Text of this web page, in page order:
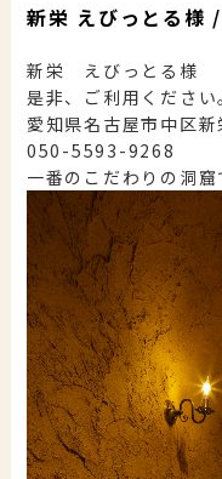
新栄 えびっとる
新栄 えびっとる様
是非、ご利用ください
愛知県名古屋市中区
050-5593-9268
一番のこだわりの洞窟